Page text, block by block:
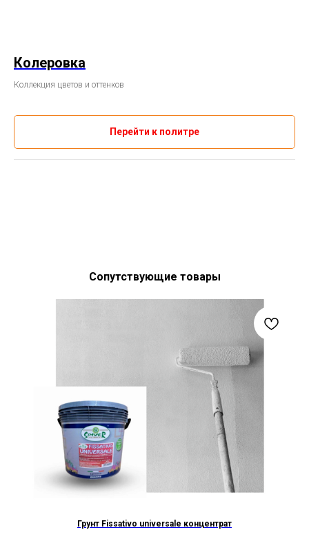
Колеровка
Коллекция цветов и оттенков
Перейти к политре
Сопутствующие товары
Грунт Fissativo universale концентрат